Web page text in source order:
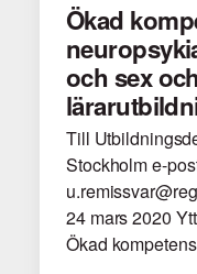
Ökad
och sex
Till
Stockholm e-
24 mars 2020
Ökad